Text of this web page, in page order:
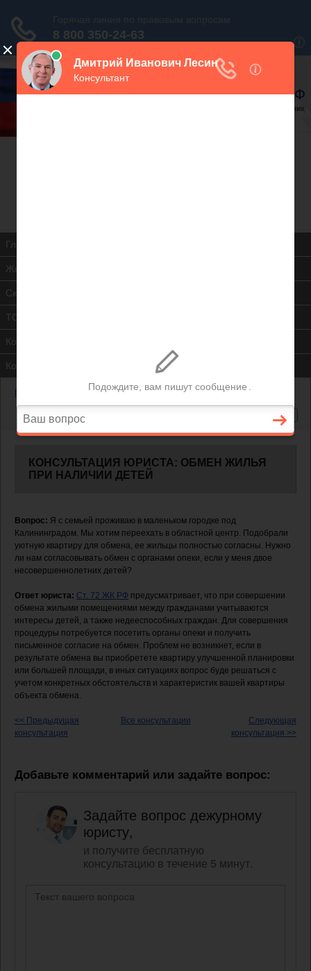
В закладки
Главная
Жилищная инспекция
Скачать ЖК РФ
ТСЖ
Контакты
Консультация юриста
Главная Жилищный вопрос —Обмен жилья при наличии детей
КОНСУЛЬТАЦИЯ ЮРИСТА: ОБМЕН ЖИЛЬЯ
ПРИ НАЛИЧИИ ДЕТЕЙ
Вопрос: Я с семьей проживаю в маленьком городке под
Калининградом. Мы хотим переехать в областной центр. Подобрали
уютную квартиру для обмена, ее жильцы полностью согласны. Нужно
ли нам согласовывать обмен с органами опеки, если у меня двое
несовершеннолетних детей?
Ответ юриста: Ст. 72 ЖК РФ предусматривает, что при совершении
обмена жилыми помещениями между гражданами учитываются
интересы детей, а также недееспособных граждан. Для совершения
процедуры потребуется посетить органы опеки и получить
письменное согласие на обмен. Проблем не возникнет, если в
результате обмена вы приобретете квартиру улучшенной планировки
или большей площади, в иных ситуациях вопрос буде решаться с
учетом конкретных обстоятельств и характеристик вашей квартиры
объекта обмена.
<< Предыдущая
консультация
Следующая
консультация >>
Все консультации
Добавьте комментарий или задайте вопрос:
Задайте вопрос дежурному
юристу,
и получите бесплатную
консультацию в течение 5 минут.